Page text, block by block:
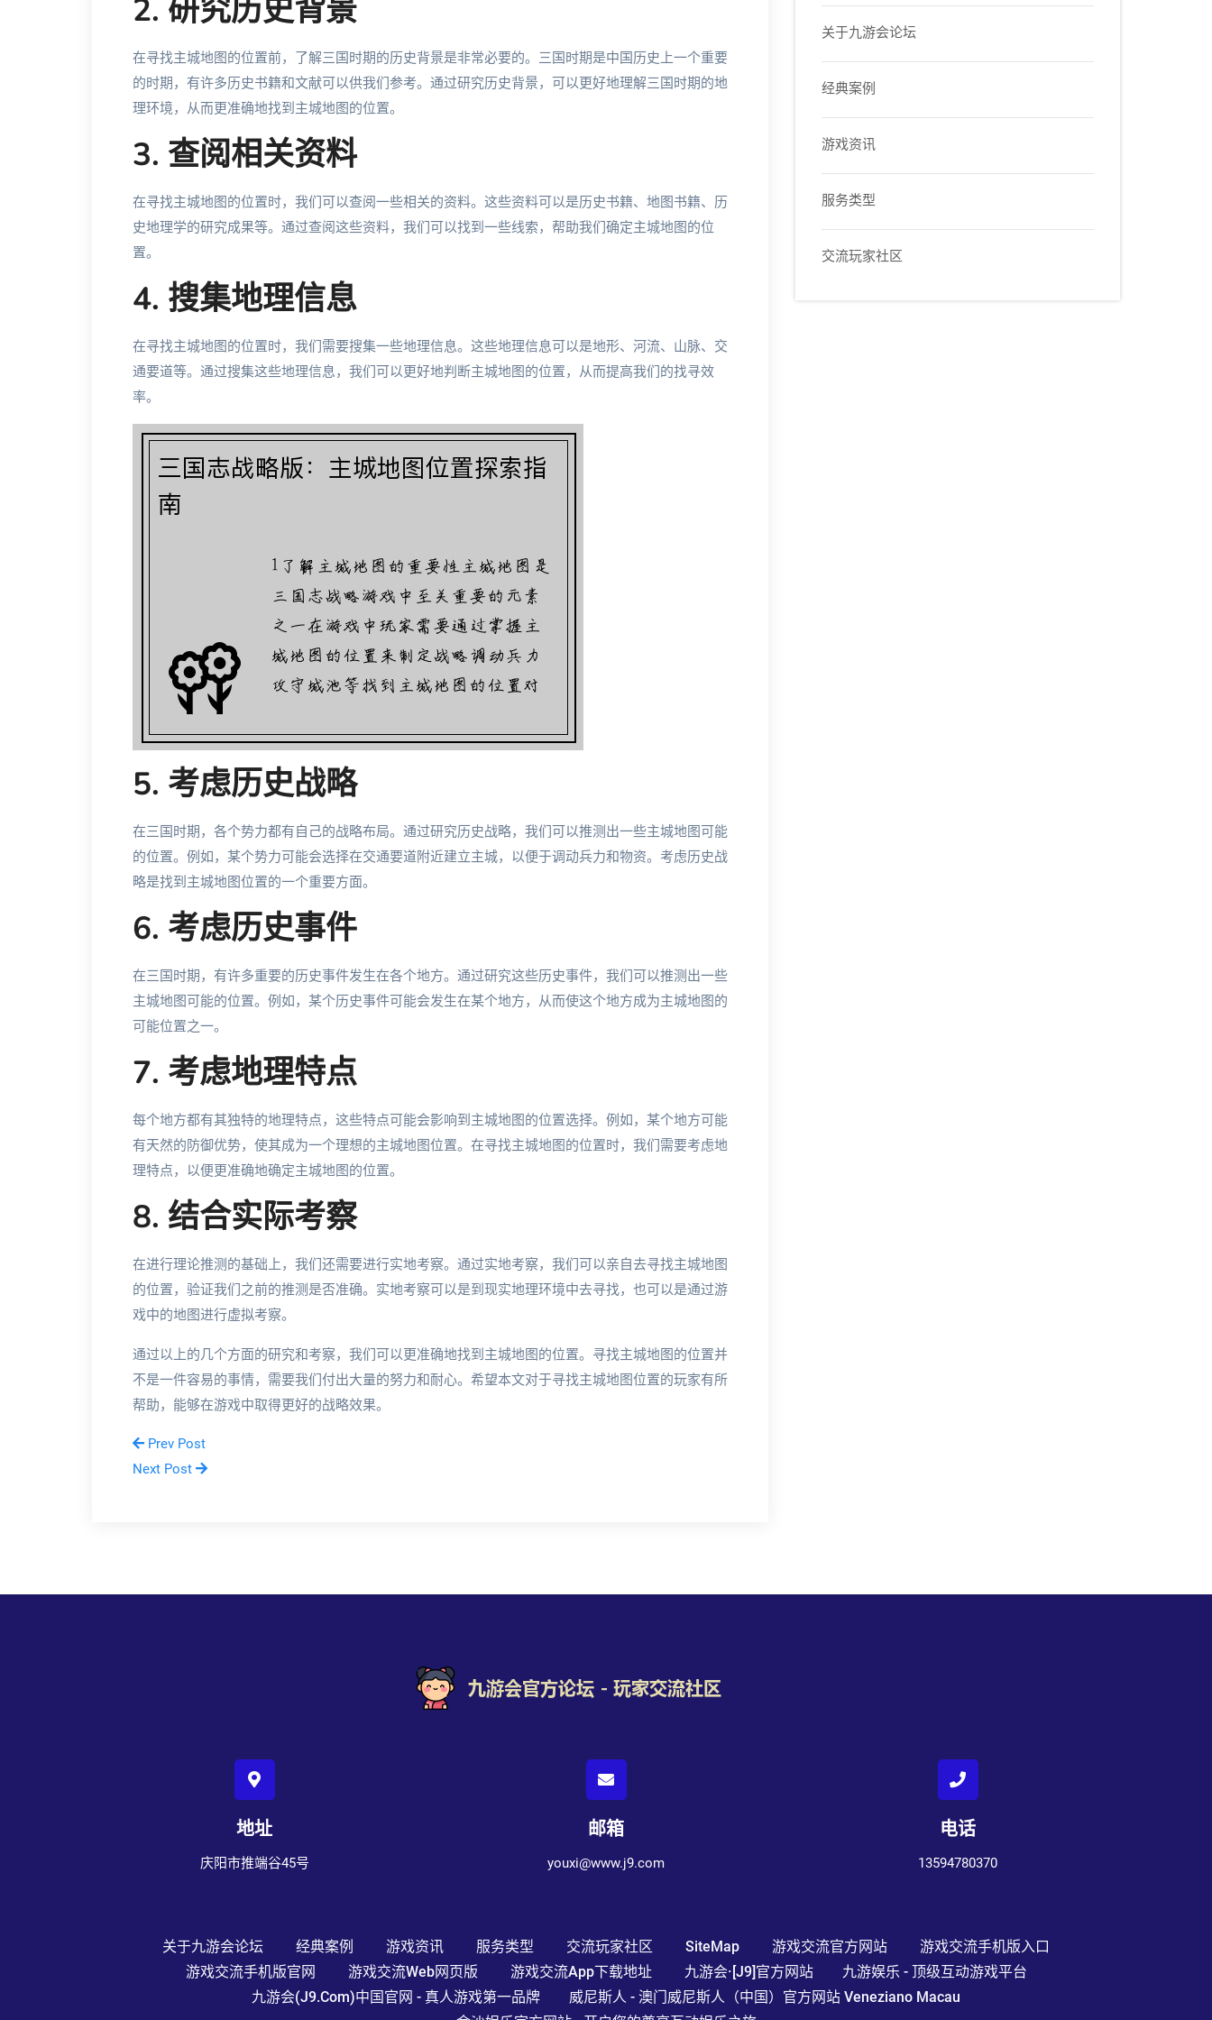
2. 研究历史背景
在寻找主城地图的位置前，了解三国时期的历史背景是非常必要的。三国时期是中国历史上一个重要
的时期，有许多历史书籍和文献可以供我们参考。通过研究历史背景，可以更好地理解三国时期的地
理环境，从而更准确地找到主城地图的位置。
3. 查阅相关资料
在寻找主城地图的位置时，我们可以查阅一些相关的资料。这些资料可以是历史书籍、地图书籍、历
史地理学的研究成果等。通过查阅这些资料，我们可以找到一些线索，帮助我们确定主城地图的位
置。
4. 搜集地理信息
在寻找主城地图的位置时，我们需要搜集一些地理信息。这些地理信息可以是地形、河流、山脉、交
通要道等。通过搜集这些地理信息，我们可以更好地判断主城地图的位置，从而提高我们的找寻效
率。
5. 考虑历史战略
在三国时期，各个势力都有自己的战略布局。通过研究历史战略，我们可以推测出一些主城地图可能
的位置。例如，某个势力可能会选择在交通要道附近建立主城，以便于调动兵力和物资。考虑历史战
略是找到主城地图位置的一个重要方面。
6. 考虑历史事件
在三国时期，有许多重要的历史事件发生在各个地方。通过研究这些历史事件，我们可以推测出一些
主城地图可能的位置。例如，某个历史事件可能会发生在某个地方，从而使这个地方成为主城地图的
可能位置之一。
7. 考虑地理特点
每个地方都有其独特的地理特点，这些特点可能会影响到主城地图的位置选择。例如，某个地方可能
有天然的防御优势，使其成为一个理想的主城地图位置。在寻找主城地图的位置时，我们需要考虑地
理特点，以便更准确地确定主城地图的位置。
8. 结合实际考察
在进行理论推测的基础上，我们还需要进行实地考察。通过实地考察，我们可以亲自去寻找主城地图
的位置，验证我们之前的推测是否准确。实地考察可以是到现实地理环境中去寻找，也可以是通过游
戏中的地图进行虚拟考察。
通过以上的几个方面的研究和考察，我们可以更准确地找到主城地图的位置。寻找主城地图的位置并
不是一件容易的事情，需要我们付出大量的努力和耐心。希望本文对于寻找主城地图位置的玩家有所
帮助，能够在游戏中取得更好的战略效果。
Prev Post
Next Post
关于九游会论坛
经典案例
游戏资讯
服务类型
交流玩家社区
地址
庆阳市推端谷45号
邮箱
youxi@www.j9.com
电话
13594780370
关于九游会论坛 经典案例 游戏资讯 服务类型 交流玩家社区 SiteMap 游戏交流官方网站
游戏交流手机版入口
游戏交流手机版官网
游戏交流Web网页版 游戏交流app下载地址 九游会·[J9]官方网站
九游娱乐 - 顶级互动游戏平台
九游会(J9.com)中国官网 - 真人游戏第一品牌
威尼斯人 - 澳门威尼斯人（中国）官方网站 Veneziano Macau